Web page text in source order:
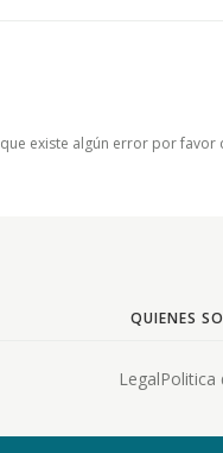
existe algún error por
QUIENES
LegalPolitica